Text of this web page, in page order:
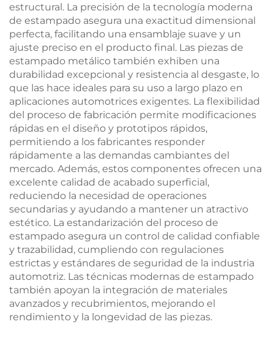
estructural. La precisión de la tecnología moderna
de estampado asegura una exactitud dimensional
perfecta, facilitando una ensamblaje suave y un
ajuste preciso en el producto final. Las piezas de
estampado metálico también exhiben una
durabilidad excepcional y resistencia al desgaste, lo
que las hace ideales para su uso a largo plazo en
aplicaciones automotrices exigentes. La flexibilidad
del proceso de fabricación permite modificaciones
rápidas en el diseño y prototipos rápidos,
permitiendo a los fabricantes responder
rápidamente a las demandas cambiantes del
mercado. Además, estos componentes ofrecen una
excelente calidad de acabado superficial,
reduciendo la necesidad de operaciones
secundarias y ayudando a mantener un atractivo
estético. La estandarización del proceso de
estampado asegura un control de calidad confiable
y trazabilidad, cumpliendo con regulaciones
estrictas y estándares de seguridad de la industria
automotriz. Las técnicas modernas de estampado
también apoyan la integración de materiales
avanzados y recubrimientos, mejorando el
rendimiento y la longevidad de las piezas.